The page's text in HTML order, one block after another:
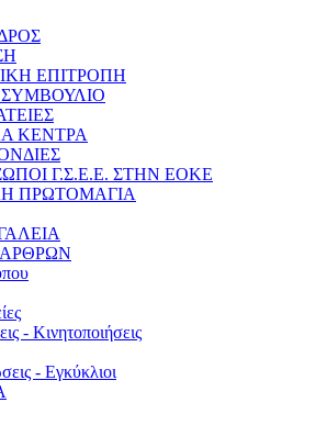
ΕΠΙΤΡΟΠΗ
ΚΕΝΤΡΑ
Γ.Σ.Ε.Ε. ΣΤΗΝ ΕΟΚΕ
ΠΡΩΤΟΜΑΓΙΑ
- Κινητοποιήσεις
- Εγκύκλιοι